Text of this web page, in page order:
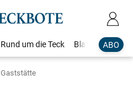
ABO
Rund um die Teck Blaulicht